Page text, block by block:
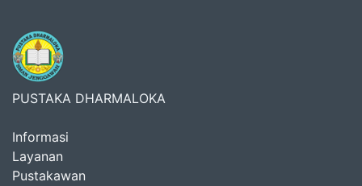
PUSTAKA DHARMALOKA
Informasi
Layanan
Pustakawan